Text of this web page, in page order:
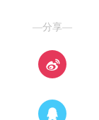
—分享—